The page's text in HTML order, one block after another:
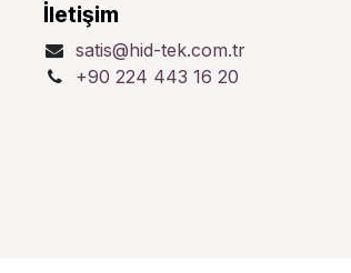
İletişim
satis@hid-tek.com.tr
+90 224 443 16 20